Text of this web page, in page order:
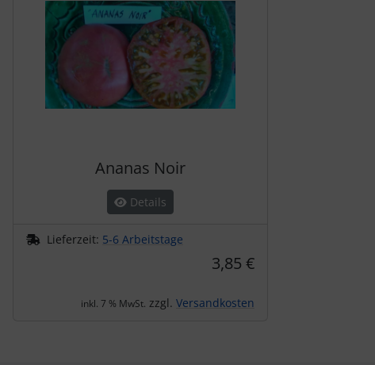
Ananas Noir
Details
Lieferzeit: 5-6 Arbeitstage
3,85 €
inkl. 7 % MwSt. zzgl. Versandkosten